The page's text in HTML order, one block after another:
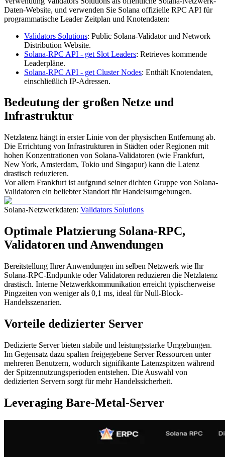
Daten-Website, und verwenden Sie Solana offizielle RPC API für
programmatische Leader Zeitplan und Knotendaten:
Validators Solutions: Public Solana-Validator und Network
Distribution Website.
Solana-RPC API - get Slot Leaders: Retrieves kommende
Leaderpläne.
Solana-RPC API - get Cluster Nodes: Enthält Knotendaten,
einschließlich IP-Adressen.
Bedeutung der großen Netze und
Infrastruktur
Netzlatenz hängt in erster Linie von der physischen Entfernung ab.
Die Errichtung von Infrastrukturen in Städten oder Regionen mit
hohen Konzentrationen von Solana-Validatoren (wie Frankfurt,
New York, Amsterdam, Tokio und Singapur) kann die Latenz
drastisch reduzieren.
Vor allem Frankfurt ist aufgrund seiner dichten Gruppe von Solana-
Validatoren ein beliebter Standort für Handelsumgebungen.
Solana-Netzwerkdaten: Validators Solutions
Optimale Platzierung Solana-RPC,
Validatoren und Anwendungen
Bereitstellung Ihrer Anwendungen im selben Netzwerk wie Ihr
Solana-RPC-Endpunkte oder Validatoren reduzieren die Netzlatenz
drastisch. Interne Netzwerkkommunikation erreicht typischerweise
Pingzeiten von weniger als 0,1 ms, ideal für Null-Block-
Handelsszenarien.
Vorteile dedizierter Server
Dedizierte Server bieten stabile und leistungsstarke Umgebungen.
Im Gegensatz dazu spalten freigegebene Server Ressourcen unter
mehreren Benutzern, wodurch signifikante Latenzspitzen während
der Spitzennutzungsperioden entstehen. Die Auswahl von
dedizierten Servern sorgt für mehr Handelssicherheit.
Leveraging Bare-Metal-Server